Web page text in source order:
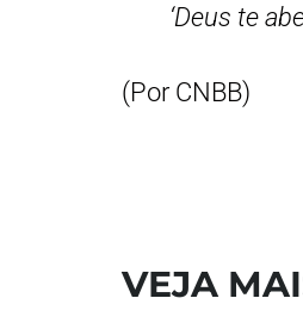
‘Deus te
(Por CNBB)
VEJA